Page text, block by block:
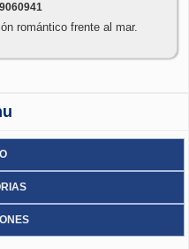
romántico frente al mar.